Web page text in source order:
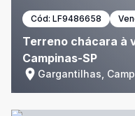
Cód: LF9486658
Terreno chácara à
Campinas-SP
Gargantilhas,